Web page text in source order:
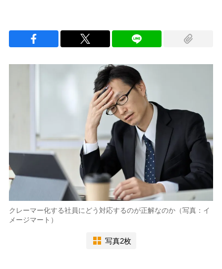
クレーマー化する社員にどう対応するのが正解なのか（写真：イ
メージマート）
写真2枚